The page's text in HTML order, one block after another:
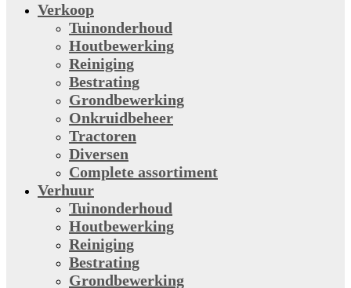
Verkoop
Tuinonderhoud
Houtbewerking
Reiniging
Bestrating
Grondbewerking
Onkruidbeheer
Tractoren
Diversen
Complete assortiment
Verhuur
Tuinonderhoud
Houtbewerking
Reiniging
Bestrating
Grondbewerking